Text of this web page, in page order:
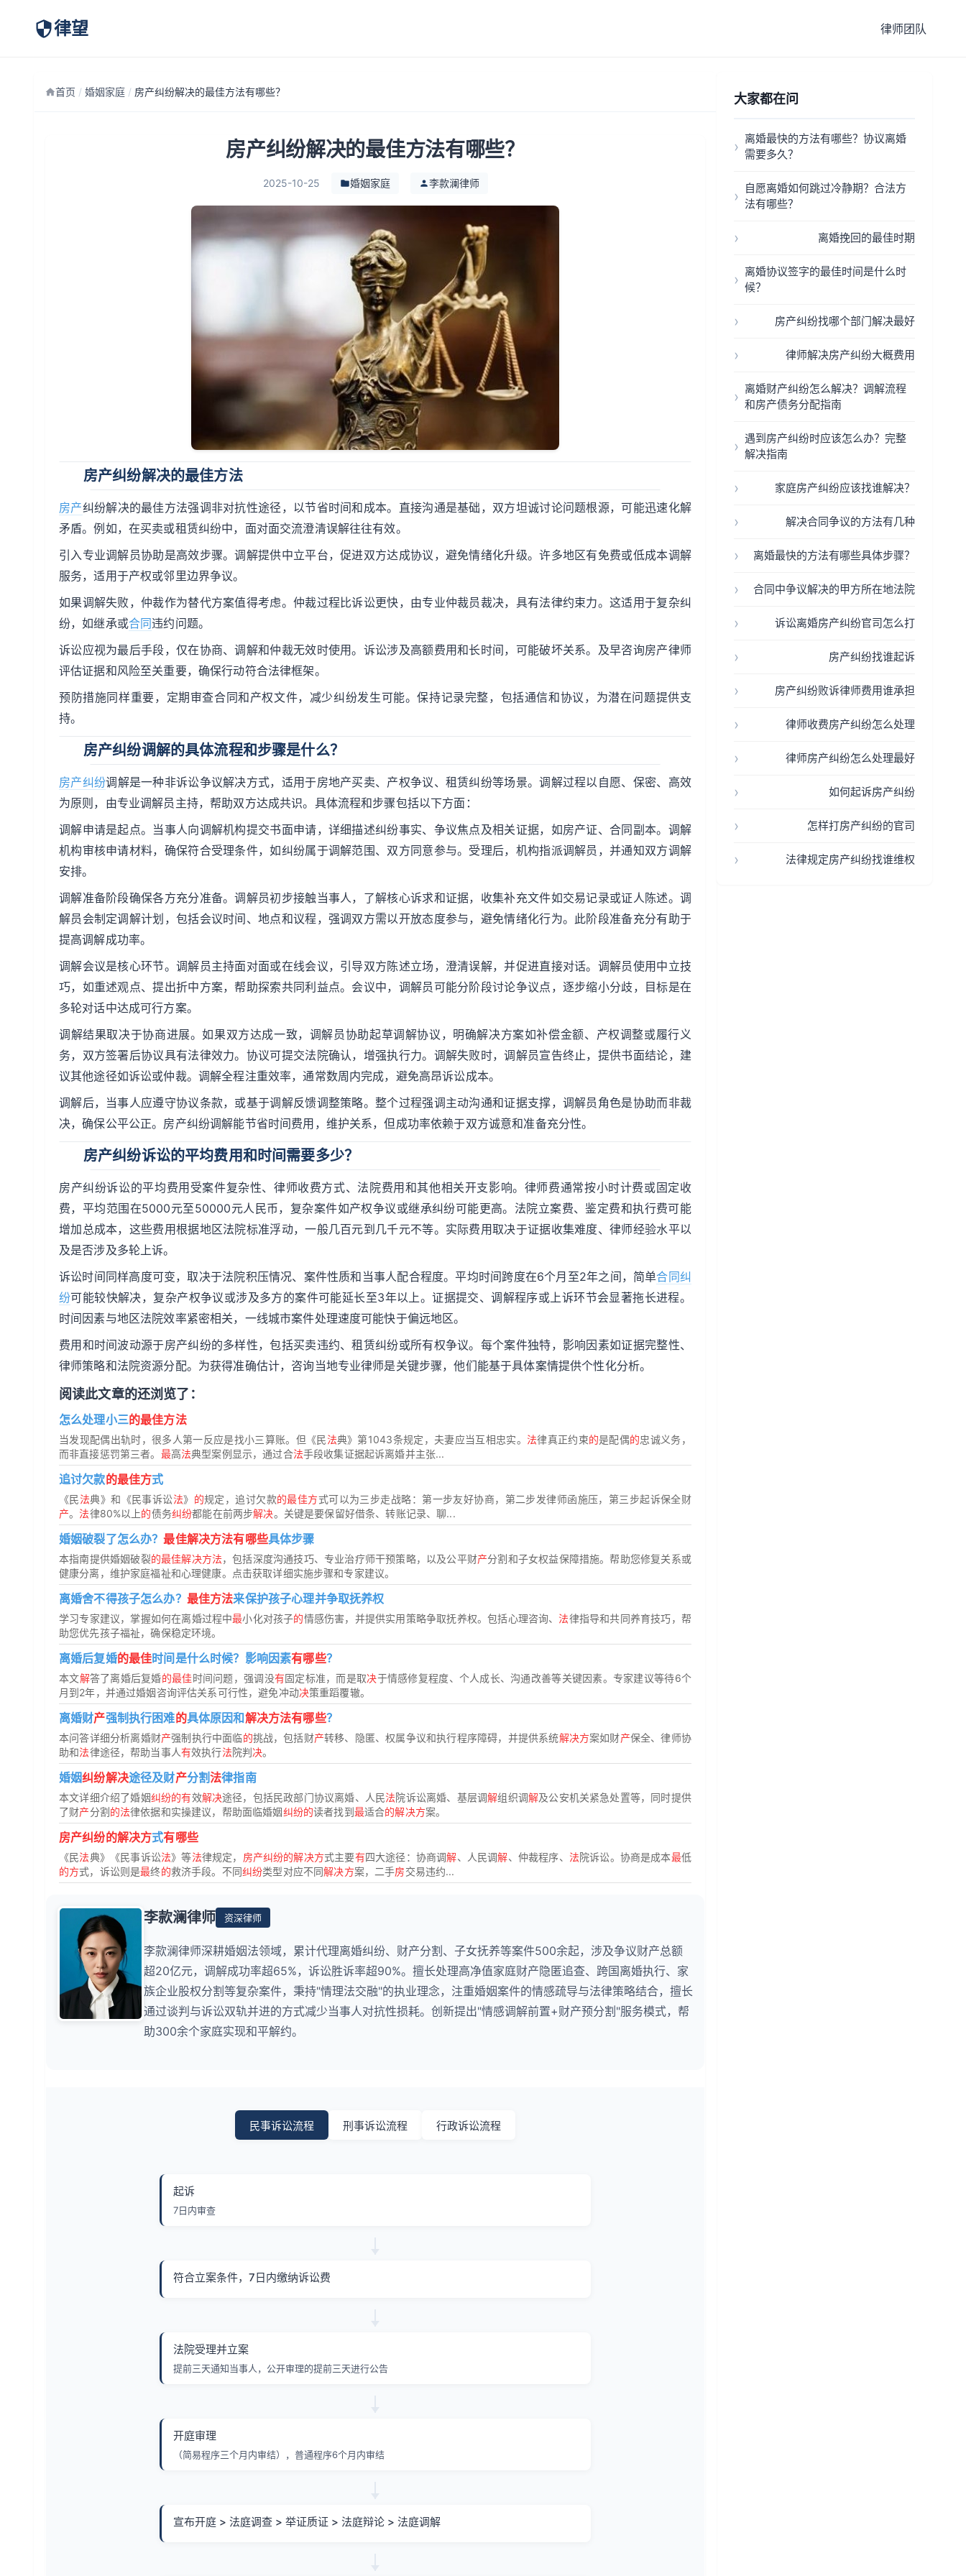
律望 律师团队
首页 / 婚姻家庭 / 房产纠纷解决的最佳方法有哪些？
房产纠纷解决的最佳方法有哪些？
2025-10-25 婚姻家庭 李款澜律师
房产纠纷解决的最佳方法
房产纠纷解决的最佳方法强调非对抗性途径，以节省时间和成本。直接沟通是基础，双方坦诚讨论问题根源，可能迅速化解
矛盾。例如，在买卖或租赁纠纷中，面对面交流澄清误解往往有效。
引入专业调解员协助是高效步骤。调解提供中立平台，促进双方达成协议，避免情绪化升级。许多地区有免费或低成本调解
服务，适用于产权或邻里边界争议。
如果调解失败，仲裁作为替代方案值得考虑。仲裁过程比诉讼更快，由专业仲裁员裁决，具有法律约束力。这适用于复杂纠
纷，如继承或合同违约问题。
诉讼应视为最后手段，仅在协商、调解和仲裁无效时使用。诉讼涉及高额费用和长时间，可能破坏关系。及早咨询房产律师
评估证据和风险至关重要，确保行动符合法律框架。
预防措施同样重要，定期审查合同和产权文件，减少纠纷发生可能。保持记录完整，包括通信和协议，为潜在问题提供支
持。
房产纠纷调解的具体流程和步骤是什么？
房产纠纷调解是一种非诉讼争议解决方式，适用于房地产买卖、产权争议、租赁纠纷等场景。调解过程以自愿、保密、高效
为原则，由专业调解员主持，帮助双方达成共识。具体流程和步骤包括以下方面：
调解申请是起点。当事人向调解机构提交书面申请，详细描述纠纷事实、争议焦点及相关证据，如房产证、合同副本。调解
机构审核申请材料，确保符合受理条件，如纠纷属于调解范围、双方同意参与。受理后，机构指派调解员，并通知双方调解
安排。
调解准备阶段确保各方充分准备。调解员初步接触当事人，了解核心诉求和证据，收集补充文件如交易记录或证人陈述。调
解员会制定调解计划，包括会议时间、地点和议程，强调双方需以开放态度参与，避免情绪化行为。此阶段准备充分有助于
提高调解成功率。
调解会议是核心环节。调解员主持面对面或在线会议，引导双方陈述立场，澄清误解，并促进直接对话。调解员使用中立技
巧，如重述观点、提出折中方案，帮助探索共同利益点。会议中，调解员可能分阶段讨论争议点，逐步缩小分歧，目标是在
多轮对话中达成可行方案。
调解结果取决于协商进展。如果双方达成一致，调解员协助起草调解协议，明确解决方案如补偿金额、产权调整或履行义
务，双方签署后协议具有法律效力。协议可提交法院确认，增强执行力。调解失败时，调解员宣告终止，提供书面结论，建
议其他途径如诉讼或仲裁。调解全程注重效率，通常数周内完成，避免高昂诉讼成本。
调解后，当事人应遵守协议条款，或基于调解反馈调整策略。整个过程强调主动沟通和证据支撑，调解员角色是协助而非裁
决，确保公平公正。房产纠纷调解能节省时间费用，维护关系，但成功率依赖于双方诚意和准备充分性。
房产纠纷诉讼的平均费用和时间需要多少？
房产纠纷诉讼的平均费用受案件复杂性、律师收费方式、法院费用和其他相关开支影响。律师费通常按小时计费或固定收
费，平均范围在5000元至50000元人民币，复杂案件如产权争议或继承纠纷可能更高。法院立案费、鉴定费和执行费可能
增加总成本，这些费用根据地区法院标准浮动，一般几百元到几千元不等。实际费用取决于证据收集难度、律师经验水平以
及是否涉及多轮上诉。
诉讼时间同样高度可变，取决于法院积压情况、案件性质和当事人配合程度。平均时间跨度在6个月至2年之间，简单合同纠
纷可能较快解决，复杂产权争议或涉及多方的案件可能延长至3年以上。证据提交、调解程序或上诉环节会显著拖长进程。
时间因素与地区法院效率紧密相关，一线城市案件处理速度可能快于偏远地区。
费用和时间波动源于房产纠纷的多样性，包括买卖违约、租赁纠纷或所有权争议。每个案件独特，影响因素如证据完整性、
律师策略和法院资源分配。为获得准确估计，咨询当地专业律师是关键步骤，他们能基于具体案情提供个性化分析。
阅读此文章的还浏览了：
怎么处理小三的最佳方法
当发现配偶出轨时，很多人第一反应是找小三算账。但《民法典》第1043条规定，夫妻应当互相忠实。 法律真正约束的是配偶的忠诚义务，
而非直接惩罚第三者。 最高法典型案例显示，通过合法手段收集证据起诉离婚并主张...
追讨欠款的最佳方式
《民法典》和《民事诉讼法》 的规定，追讨欠款的最佳方式可以为三步走战略：第一步友好协商，第二步发律师函施压，第三步起诉保全财
产。 法律80%以上的债务纠纷都能在前两步解决。关键是要保留好借条、转账记录、聊...
婚姻破裂了怎么办？最佳解决方法有哪些具体步骤
本指南提供婚姻破裂的最佳解决方法，包括深度沟通技巧、专业治疗师干预策略，以及公平财产分割和子女权益保障措施。帮助您修复关系或
健康分离，维护家庭福祉和心理健康。点击获取详细实施步骤和专家建议。
离婚舍不得孩子怎么办？ 最佳方法来保护孩子心理并争取抚养权
学习专家建议，掌握如何在离婚过程中最小化对孩子的情感伤害，并提供实用策略争取抚养权。包括心理咨询、 法律指导和共同养育技巧，帮
助您优先孩子福祉，确保稳定环境。
离婚后复婚的最佳时间是什么时候？影响因素有哪些？
本文解答了离婚后复婚的最佳时间问题，强调没有固定标准，而是取决于情感修复程度、个人成长、沟通改善等关键因素。专家建议等待6个
月到2年，并通过婚姻咨询评估关系可行性，避免冲动决策重蹈覆辙。
离婚财产强制执行困难的具体原因和解决方法有哪些？
本问答详细分析离婚财产强制执行中面临的挑战，包括财产转移、隐匿、权属争议和执行程序障碍，并提供系统解决方案如财产保全、律师协
助和法律途径，帮助当事人有效执行法院判决。
婚姻纠纷解决途径及财产分割法律指南
本文详细介绍了婚姻纠纷的有效解决途径，包括民政部门协议离婚、人民法院诉讼离婚、基层调解组织调解及公安机关紧急处置等，同时提供
了财产分割 的法律依据和实操建议，帮助面临婚姻纠纷的读者找到最适合的解决方案。
房产纠纷的解决方式有哪些
《民法典》《民事诉讼法》等法律规定， 房产纠纷的解决方式主要有四大途径：协商调解、人民调解、仲裁程序、 法院诉讼。协商是成本最低
的方式，诉讼则是最终的救济手段。不同纠纷类型对应不同解决方案，二手房交易违约...
李款澜律师 资深律师
李款澜律师深耕婚姻法领域，累计代理离婚纠纷、财产分割、子女抚养等案件500余起，涉及争议财产总额
超20亿元，调解成功率超65%，诉讼胜诉率超90%。擅长处理高净值家庭财产隐匿追查、跨国离婚执行、家
族企业股权分割等复杂案件，秉持"情理法交融"的执业理念，注重婚姻案件的情感疏导与法律策略结合，擅长
通过谈判与诉讼双轨并进的方式减少当事人对抗性损耗。创新提出"情感调解前置+财产预分割"服务模式，帮
助300余个家庭实现和平解约。
民事诉讼流程 刑事诉讼流程 行政诉讼流程
起诉
7日内审查
符合立案条件，7日内缴纳诉讼费
法院受理并立案
提前三天通知当事人，公开审理的提前三天进行公告
开庭审理
（简易程序三个月内审结），普通程序6个月内审结
宣布开庭 > 法庭调查 > 举证质证 > 法庭辩论 > 法庭调解
大家都在问
离婚最快的方法有哪些？协议离婚
需要多久？
自愿离婚如何跳过冷静期？合法方
法有哪些？
离婚挽回的最佳时期
离婚协议签字的最佳时间是什么时
候？
房产纠纷找哪个部门解决最好
律师解决房产纠纷大概费用
离婚财产纠纷怎么解决？调解流程
和房产债务分配指南
遇到房产纠纷时应该怎么办？完整
解决指南
家庭房产纠纷应该找谁解决？
解决合同争议的方法有几种
离婚最快的方法有哪些具体步骤？
合同中争议解决的甲方所在地法院
诉讼离婚房产纠纷官司怎么打
房产纠纷找谁起诉
房产纠纷败诉律师费用谁承担
律师收费房产纠纷怎么处理
律师房产纠纷怎么处理最好
如何起诉房产纠纷
怎样打房产纠纷的官司
法律规定房产纠纷找谁维权